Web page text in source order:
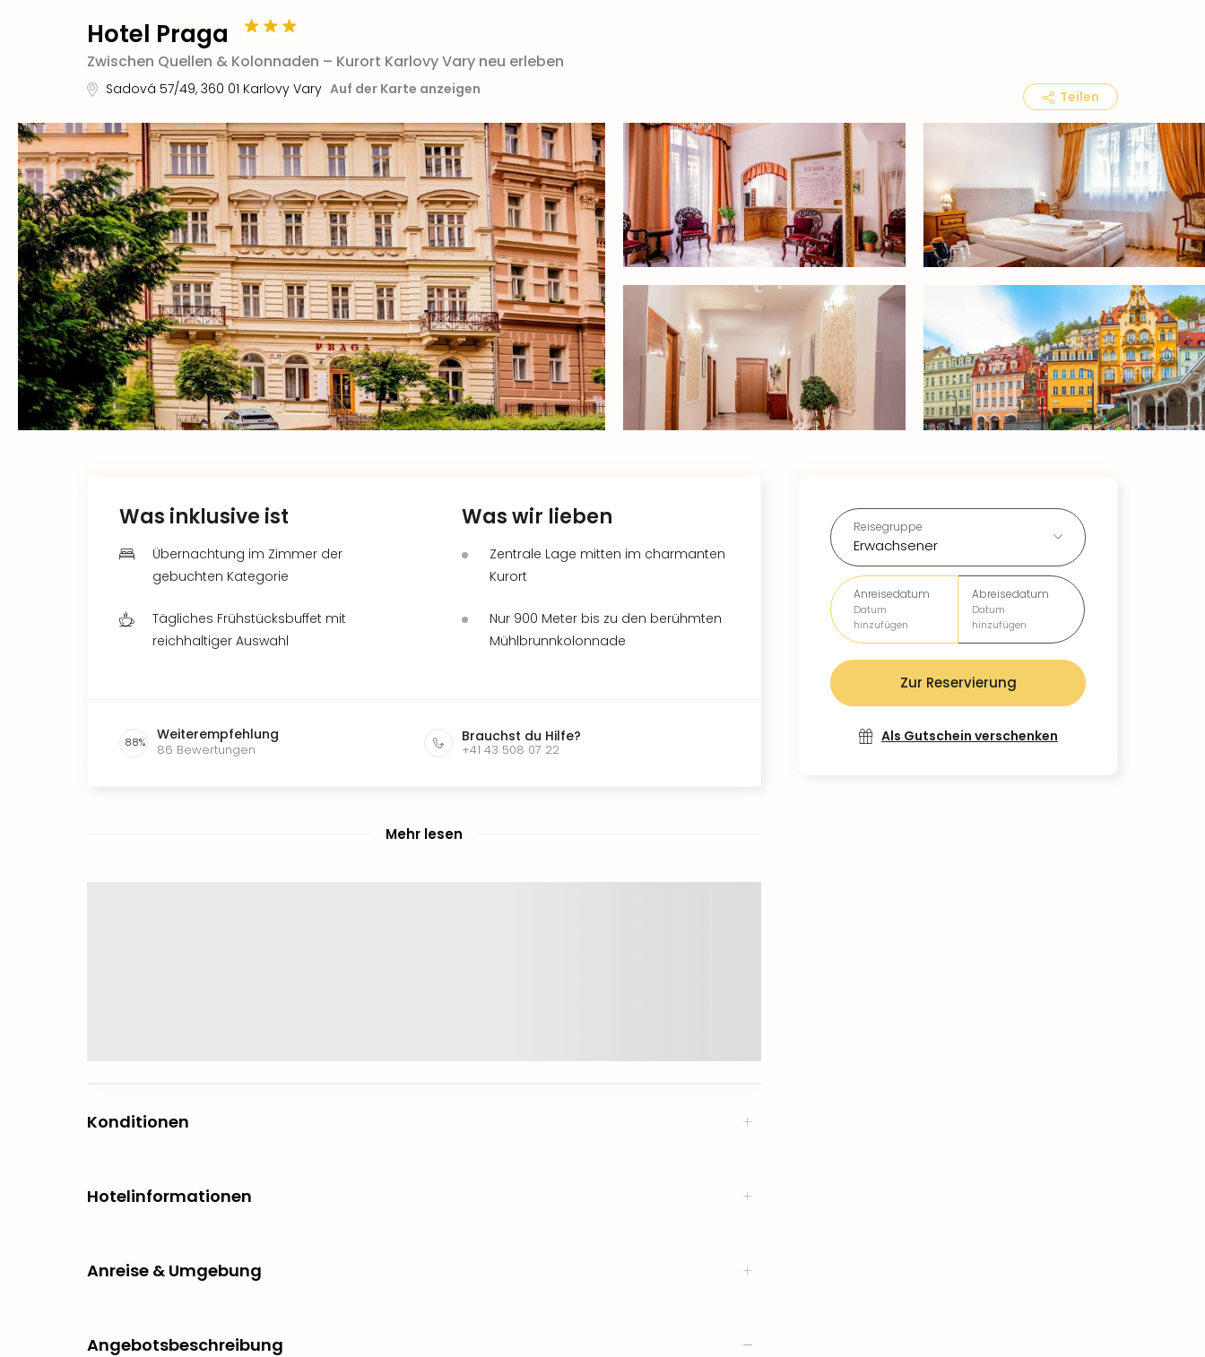
Hotel Praga
Zwischen Quellen & Kolonnaden – Kurort Karlovy Vary neu erleben
Sadová 57/49, 360 01 Karlovy Vary Auf der Karte anzeigen Teilen
Reisegruppe
Erwachsener
Anreisedatum
Datum
hinzufügen
Abreisedatum
Datum
hinzufügen
Zur Reservierung
Als Gutschein verschenken
Was inklusive ist
Übernachtung im Zimmer der
gebuchten Kategorie
Tägliches Frühstücksbuffet mit
reichhaltiger Auswahl
Was wir lieben
Zentrale Lage mitten im charmanten
Kurort
Nur 900 Meter bis zu den berühmten
Mühlbrunnkolonnade
88% Weiterempfehlung
86 Bewertungen
Brauchst du Hilfe?
+41 43 508 07 22
Mehr lesen
Konditionen
Hotelinformationen
Anreise & Umgebung
Angebotsbeschreibung